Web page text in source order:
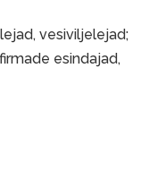
vesiviljelejad;
esindajad,